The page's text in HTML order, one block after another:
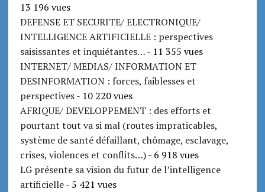
13 196 vues
DEFENSE ET SECURITE/ ELECTRONIQUE/
INTELLIGENCE ARTIFICIELLE : perspectives
saisissantes et inquiétantes…- 11 355 vues
INTERNET/ MEDIAS/ INFORMATION ET
DESINFORMATION : forces, faiblesses et
perspectives- 10 220 vues
AFRIQUE/ DEVELOPPEMENT : des efforts et
pourtant tout va si mal (routes impraticables,
système de santé défaillant, chômage, esclavage,
crises, violences et conflits…)- 6 918 vues
LG présente sa vision du futur de l’intelligence
artificielle- 5 421 vues